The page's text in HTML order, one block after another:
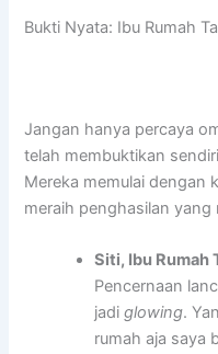
Bukti Nyata: Ibu Rumah
Jangan hanya percaya
telah membuktikan
Mereka memulai dengan
meraih penghasilan yang
Siti, Ibu Rumah
Pencernaan
jadiglowing.
rumah aja saya